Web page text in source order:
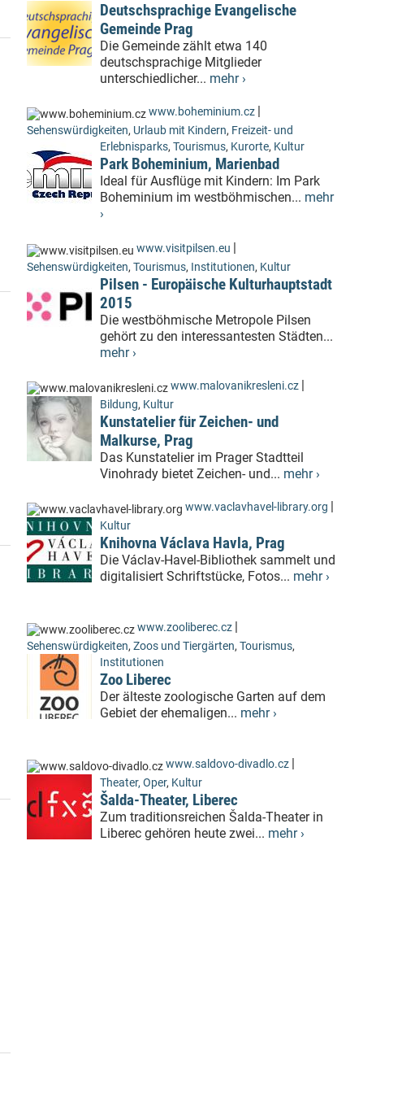
Deutschsprachige Evangelische
Gemeinde Prag
Die Gemeinde zählt etwa 140
deutschsprachige Mitglieder
unterschiedlicher... mehr ›
www.boheminium.cz
Sehenswürdigkeiten, Urlaub mit Kindern, Freizeit- und
Erlebnisparks, Tourismus, Kurorte, Kultur
Park Boheminium, Marienbad
Ideal für Ausflüge mit Kindern: Im Park
Boheminium im westböhmischen... mehr
›
www.visitpilsen.eu
Sehenswürdigkeiten, Tourismus, Institutionen, Kultur
Pilsen - Europäische Kulturhauptstadt
2015
Die westböhmische Metropole Pilsen
gehört zu den interessantesten Städten...
mehr ›
www.malovanikresleni.cz
Bildung, Kultur
Kunstatelier für Zeichen- und
Malkurse, Prag
Das Kunstatelier im Prager Stadtteil
Vinohrady bietet Zeichen- und... mehr ›
www.vaclavhavel-library.org
Kultur
Knihovna Václava Havla, Prag
Die Václav-Havel-Bibliothek sammelt und
digitalisiert Schriftstücke, Fotos... mehr ›
www.zooliberec.cz
Sehenswürdigkeiten, Zoos und Tiergärten, Tourismus,
Institutionen
Zoo Liberec
Der älteste zoologische Garten auf dem
Gebiet der ehemaligen... mehr ›
www.saldovo-divadlo.cz
Theater, Oper, Kultur
Šalda-Theater, Liberec
Zum traditionsreichen Šalda-Theater in
Liberec gehören heute zwei... mehr ›